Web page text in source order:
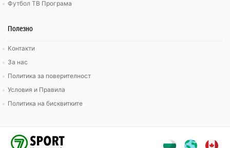
Футбол ТВ Програма
Полезно
Контакти
За нас
Политика за поверителност
Условия и Правила
Политика на бисквитките